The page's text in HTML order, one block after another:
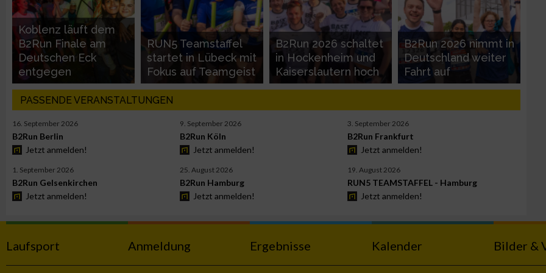
Koblenz läuft dem
B2Run Finale am
Deutschen Eck
entgegen
RUN5 Teamstaffel
startet in Lübeck mit
Fokus auf Teamgeist
B2Run 2026 schaltet
in Hockenheim und
Kaiserslautern hoch
B2Run 2026 nimmt in
Deutschland weiter
Fahrt auf
PASSENDE VERANSTALTUNGEN
16. September 2026
B2Run Berlin
Jetzt anmelden!
9. September 2026
B2Run Köln
Jetzt anmelden!
3. September 2026
B2Run Frankfurt
Jetzt anmelden!
1. September 2026
B2Run Gelsenkirchen
Jetzt anmelden!
25. August 2026
B2Run Hamburg
Jetzt anmelden!
19. August 2026
RUN5 TEAMSTAFFEL - Hamburg
Jetzt anmelden!
Laufsport Anmeldung Ergebnisse Kalender Bilder &
Performance
Funktional
Werbung